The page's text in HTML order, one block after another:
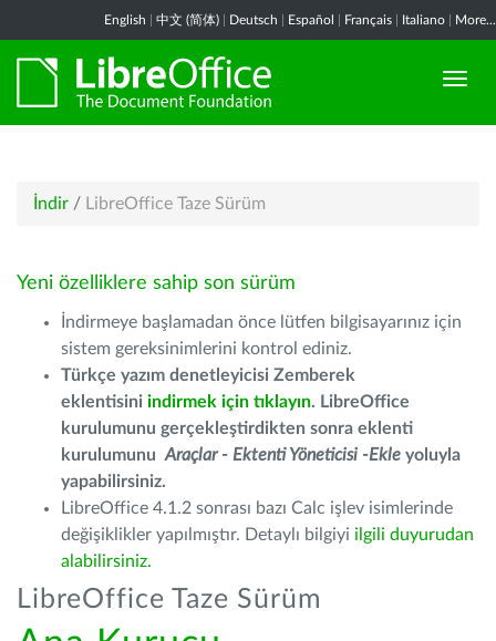
English 中文 (简体) Deutsch Español Français Italiano More...
İndir / LibreOffice Taze Sürüm
Yeni özelliklere sahip son sürüm
İndirmeye başlamadan önce lütfen bilgisayarınız için
sistem gereksinimlerini kontrol ediniz.
Türkçe yazım denetleyicisi Zemberek
eklentisini indirmek için tıklayın. LibreOffice
kurulumunu gerçekleştirdikten sonra eklenti
kurulumunu Araçlar - Ektenti Yöneticisi -Ekle yoluyla
yapabilirsiniz.
LibreOffice 4.1.2 sonrası bazı Calc işlev isimlerinde
değişiklikler yapılmıştır. Detaylı bilgiyi ilgili duyurudan
alabilirsiniz.
LibreOffice Taze Sürüm